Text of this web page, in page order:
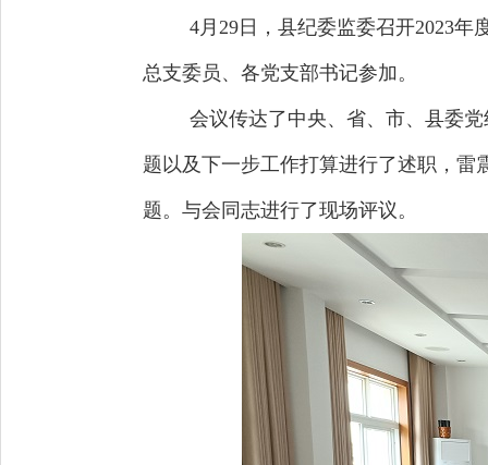
4月29日，县纪委监委召开2023
总支委员、各党支部书记参加。
会议传达了中央、省、市、县委
题以及下一步工作打算进行了述职，
题。与会同志进行了现场评议。